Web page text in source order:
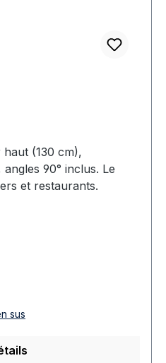
haut (130 cm),
90° inclus. Le
et restaurants.
sus